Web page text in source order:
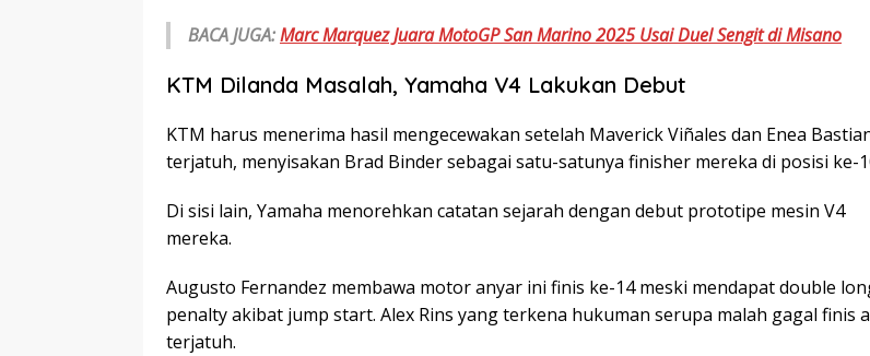
BACA JUGA:Marc Marquez Juara MotoGP San Marino 2025 Usai Duel Sengit di Misano
KTM Dilanda Masalah, Yamaha V4 Lakukan Debut
KTM harus menerima hasil mengecewakan setelah Maverick Viñales dan Enea
terjatuh, menyisakan Brad Binder sebagai satu-satunya finisher mereka di posisi ke-
Di sisi lain, Yamaha menorehkan catatan sejarah dengan debut prototipe mesin V4
mereka.
Augusto Fernandez membawa motor anyar ini finis ke-14 meski mendapat double
penalty akibat jump start. Alex Rins yang terkena hukuman serupa malah gagal finis
terjatuh.